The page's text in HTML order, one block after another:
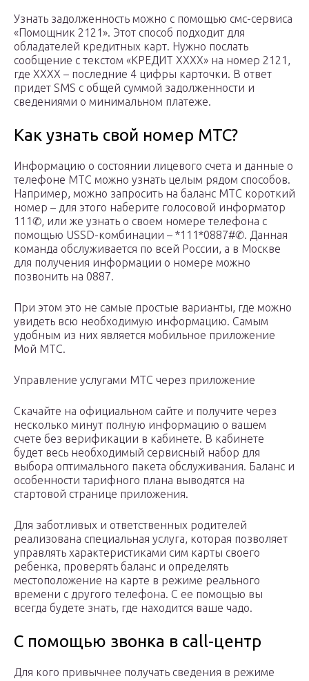
Узнать задолженность можно с помощью смс-сервиса
«Помощник 2121». Этот способ подходит для
обладателей кредитных карт. Нужно послать
сообщение с текстом «КРЕДИТ ХХХХ» на номер 2121,
где ХХХХ – последние 4 цифры карточки. В ответ
придет SMS с общей суммой задолженности и
сведениями о минимальном платеже.
Как узнать свой номер МТС?
Информацию о состоянии лицевого счета и данные о
телефоне МТС можно узнать целым рядом способов.
Например, можно запросить на баланс МТС короткий
номер – для этого наберите голосовой информатор
111✆, или же узнать о своем номере телефона с
помощью USSD-комбинации – *111*0887#✆. Данная
команда обслуживается по всей России, а в Москве
для получения информации о номере можно
позвонить на 0887.
При этом это не самые простые варианты, где можно
увидеть всю необходимую информацию. Самым
удобным из них является мобильное приложение
Мой МТС.
Управление услугами МТС через приложение
Скачайте на официальном сайте и получите через
несколько минут полную информацию о вашем
счете без верификации в кабинете. В кабинете
будет весь необходимый сервисный набор для
выбора оптимального пакета обслуживания. Баланс и
особенности тарифного плана выводятся на
стартовой странице приложения.
Для заботливых и ответственных родителей
реализована специальная услуга, которая позволяет
управлять характеристиками сим карты своего
ребенка, проверять баланс и определять
местоположение на карте в режиме реального
времени с другого телефона. С ее помощью вы
всегда будете знать, где находится ваше чадо.
С помощью звонка в call-центр
Для кого привычнее получать сведения в режиме